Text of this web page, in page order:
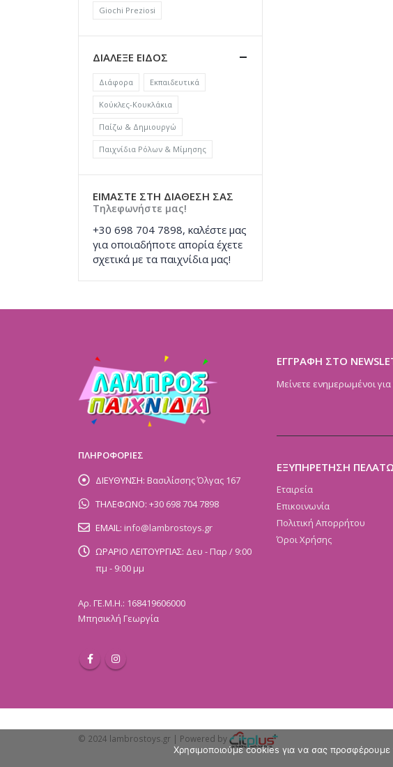
Giochi Preziosi
ΔΙΑΛΕΞΕ ΕΙΔΟΣ
Διάφορα Εκπαιδευτικά
Κούκλες-Κουκλάκια
Παίζω & Δημιουργώ
Παιχνίδια Ρόλων & Μίμησης
ΕΙΜΑΣΤΕ ΣΤΗ ΔΙΑΘΕΣΗ ΣΑΣ
Τηλεφωνήστε μας!
+30 698 704 7898, καλέστε μας
για οποιαδήποτε απορία έχετε
σχετικά με τα παιχνίδια μας!
ΠΛΗΡΟΦΟΡΙΕΣ
ΔΙΕΥΘΥΝΣΗ: Βασιλίσσης Όλγας 167
ΤΗΛΕΦΩΝΟ: +30 698 704 7898
EMAIL: info@lambrostoys.gr
ΩΡΑΡΙΟ ΛΕΙΤΟΥΡΓΙΑΣ: Δευ - Παρ / 9:00
πμ - 9:00 μμ
Αρ. ΓΕ.Μ.Η.: 168419606000
Μπησικλή Γεωργία
ΕΓΓΡΑΦΗ ΣΤΟ
Μείνετε ενημερωμένοι
ΕΞΥΠΗΡΕΤΗΣΗ
Εταιρεία
Επικοινωνία
Πολιτική Απορρήτου
Όροι Χρήσης
© 2024 lambrostoys.gr | Powered by
Χρησιμοποιούμε cookies για να σας